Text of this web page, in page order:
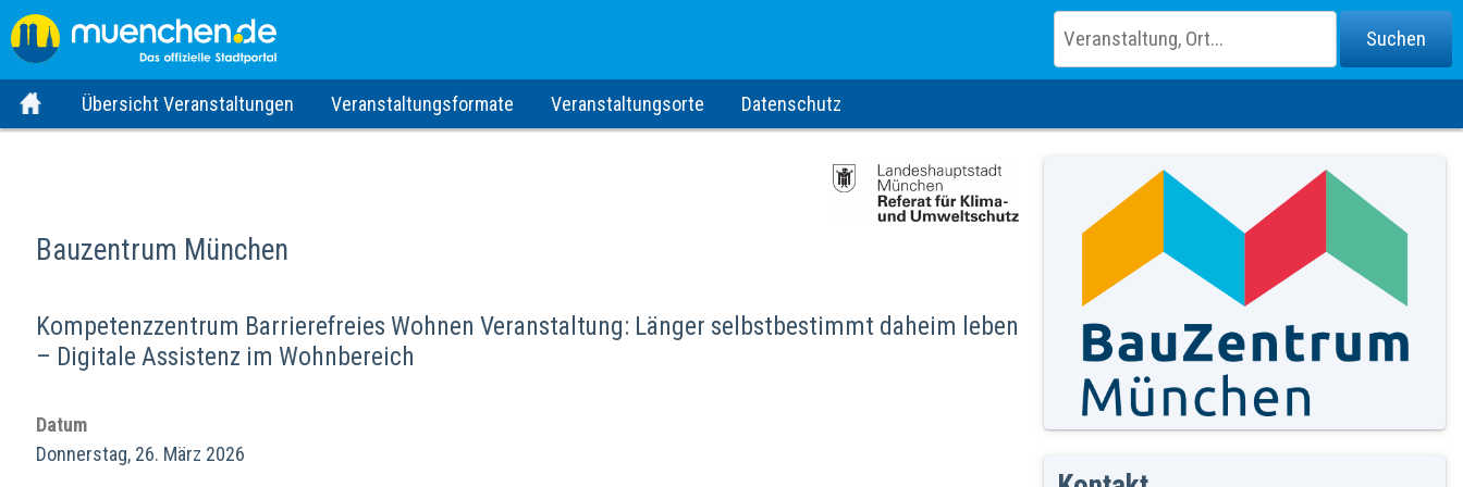
Übersicht Veranstaltungen Veranstaltungsformate Veranstaltungsorte Datenschutz
Bauzentrum München
Kompetenzzentrum Barrierefreies Wohnen Veranstaltung: Länger selbstbestimmt daheim leben
– Digitale Assistenz im Wohnbereich
Datum
Donnerstag, 26. März 2026